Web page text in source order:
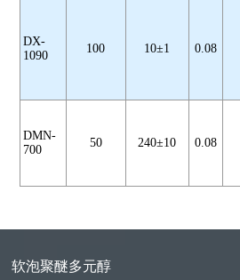
DX-
1090
100 10±1 0.08
DMN-
700
50 240±10 0.08
软泡聚醚多元醇